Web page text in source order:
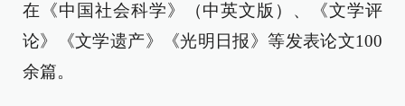
在《中国社会科学》（中英文版）、《文学评
论》《文学遗产》《光明日报》等发表论文100
余篇。